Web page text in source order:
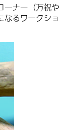
ーナー（万祝や
なるワークショ